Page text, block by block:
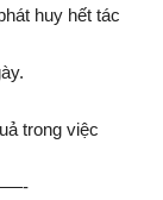
huy hết tác
trong việc